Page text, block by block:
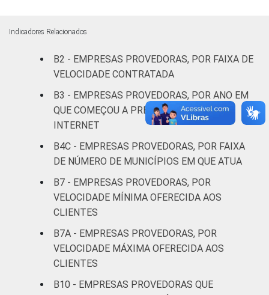
DE
NÚMERO
CLIENTES
Menos de
clientes
De 1.001 a
3.000
clientes
38 51 7
De 3.001 a
6.000
23 53
Mais de
Indicadores Relacionados
B2 - EMPRESAS PROVEDORAS, POR FAIXA DE
VELOCIDADE CONTRATADA
B3 - EMPRESAS PROVEDORAS, POR ANO EM
QUE COMEÇOU A PRESTAR SERVIÇO DE
INTERNET
B4C - EMPRESAS PROVEDORAS, POR FAIXA
DE NÚMERO DE MUNICÍPIOS EM QUE ATUA
B7 - EMPRESAS PROVEDORAS, POR
VELOCIDADE MÍNIMA OFERECIDA AOS
CLIENTES
B7A - EMPRESAS PROVEDORAS, POR
VELOCIDADE MÁXIMA OFERECIDA AOS
CLIENTES
B10 - EMPRESAS PROVEDORAS QUE